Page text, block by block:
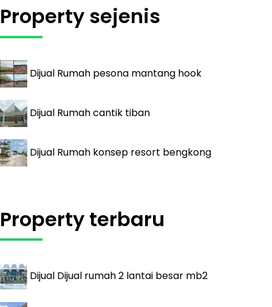
Property sejenis
Dijual Rumah pesona mantang hook
Dijual Rumah cantik tiban
Dijual Rumah konsep resort bengkong
Property terbaru
Dijual Dijual rumah 2 lantai besar mb2